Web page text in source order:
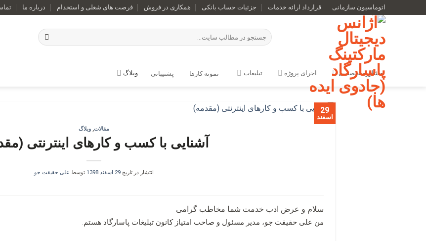
to
اتوماسیون سازمانی قرارداد ارائه خدمات جزئیات حساب بانکی همکاری در فروش فرصت های شغلی و استخدام درباره ما
مشاوره تخصصی اجرای پروژه تبلیغات نمونه کارها پشتیبانی وبلاگ
29
اسفند
مقالات, وبلاگ
آشنایی با کسب و کارهای اینترنتی
انتشار در تاریخ 29 اسفند 1398 توسط علی حقیقت جو
سلام و عرض ادب خدمت شما مخاطب گرامی
من علی حقیقت جو، مدیر مسئول و صاحب امتیاز کانون تبلیغات پاسارگاد هستم.